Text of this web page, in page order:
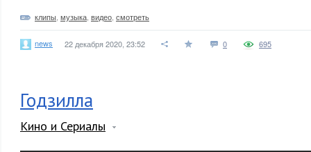
клипы музыка видео смотреть
news 22 декабря 2020, 23:52 0 695
Годзилла
Кино и Сериалы